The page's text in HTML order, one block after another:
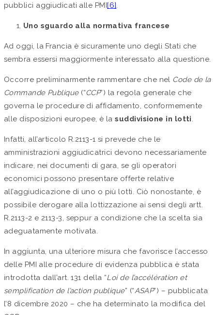
pubblici aggiudicati alle PMI[6].
Uno sguardo alla normativa francese
Ad oggi, la Francia è sicuramente uno degli Stati che
sembra essersi maggiormente interessato alla questione.
Occorre preliminarmente rammentare che nel Code de la
Commande Publique(“CCP”) la regola generale che
governa le procedure di affidamento, conformemente
alle disposizioni europee, è lasuddivisione in lotti.
Infatti, all’articolo R.2113-1 si prevede che le
amministrazioni aggiudicatrici devono necessariamente
indicare, nei documenti di gara, se gli operatori
economici possono presentare offerte relative
all’aggiudicazione di uno o più lotti. Ciò nonostante, è
possibile derogare alla lottizzazione ai sensi degli artt.
R.2113-2 e 2113-3, seppur a condizione che la scelta sia
adeguatamente motivata.
In aggiunta, una ulteriore misura che favorisce l’accesso
delle PMI alle procedure di evidenza pubblica è stata
introdotta dall’art. 131 della “Loi de l’accélération et
semplification de l’action publique” (“ASAP”) – pubblicata
l’8 dicembre 2020 – che ha determinato la modifica del